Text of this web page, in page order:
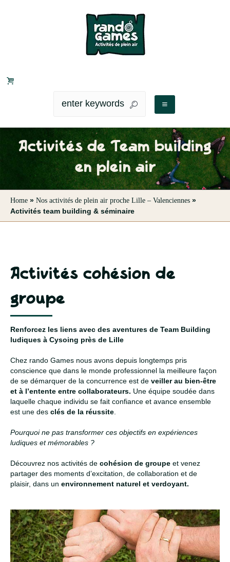
Activités de Team building
en plein air
Home » Nos activités de plein air proche Lille – Valenciennes »
Activités team building & séminaire
Activités cohésion de
groupe
Renforcez les liens avec des aventures de Team Building
ludiques à Cysoing près de Lille
Chez rando Games nous avons depuis longtemps pris
conscience que dans le monde professionnel la meilleure façon
de se démarquer de la concurrence est deveiller au bien-être
et à l’entente entre collaborateurs. Une équipe soudée dans
laquelle chaque individu se fait confiance et avance ensemble
est une desclés de la réussite.
Pourquoi ne pas transformer ces objectifs en expériences
ludiques et mémorables ?
Découvrez nos activités decohésion de groupe et venez
partager des moments d’excitation, de collaboration et de
plaisir, dans unenvironnement naturel et verdoyant.